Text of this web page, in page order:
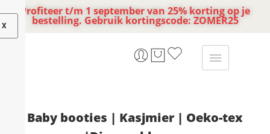
Profiteer t/m 1 september van 25% korting op je
bestelling. Gebruik kortingscode: ZOMER25
X
Baby booties | Kasjmier | Oeko-tex